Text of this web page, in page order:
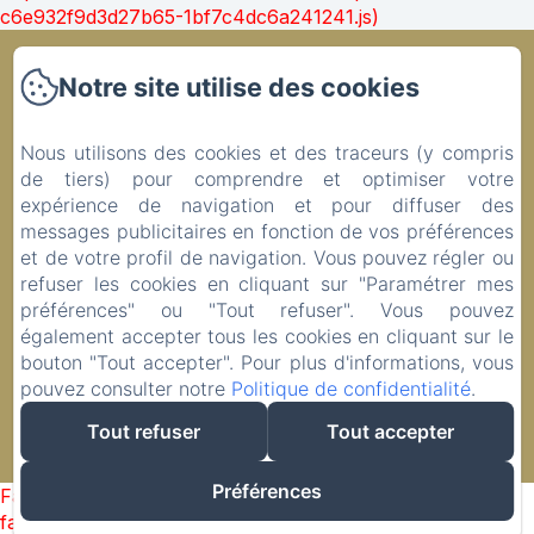
c6e932f9d3d27b65-1bf7c4dc6a241241.js)
Nos Chambres
A table
07.82.66.29.12
Contact
Politique de confidentialité
Informations légales
Informations sur les cookies
Failed to load BookingEngine/index: Loading chunk 1322
failed. (missing:
Notre site utilise des cookies
Nous utilisons des cookies et des traceurs (y compris
de tiers) pour comprendre et optimiser votre
expérience de navigation et pour diffuser des
messages publicitaires en fonction de vos préférences
et de votre profil de navigation. Vous pouvez régler ou
refuser les cookies en cliquant sur "Paramétrer mes
préférences" ou "Tout refuser". Vous pouvez
également accepter tous les cookies en cliquant sur le
bouton "Tout accepter". Pour plus d'informations, vous
pouvez consulter notre Politique de confidentialité.
Tout refuser
Tout accepter
Préférences